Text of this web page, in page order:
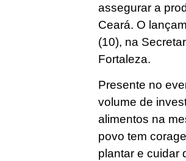
assegurar a
Ceará. O
(10), na
Fortaleza.
Presente no
volume de
alimentos na
povo tem
plantar e cuidar